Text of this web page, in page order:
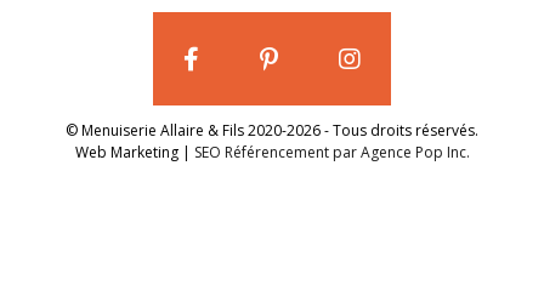
© Menuiserie Allaire & Fils 2020-2026 - Tous droits réservés.
Web Marketing | SEO Référencement par Agence Pop Inc.